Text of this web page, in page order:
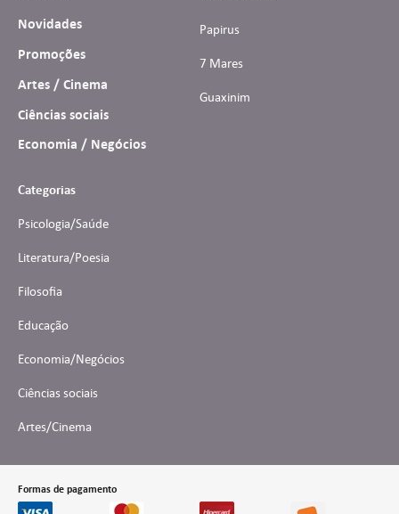
Novidades
Promoções
Artes / Cinema
Ciências sociais
Economia / Negócios
Papirus
7 Mares
Guaxinim
Categorias
Psicologia/Saúde
Literatura/Poesia
Filosofia
Educação
Economia/Negócios
Ciências sociais
Artes/Cinema
Formas de pagamento